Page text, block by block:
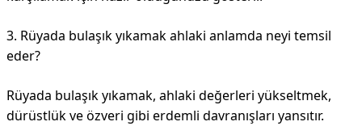
3. Rüyada bulaşık yıkamak ahlaki anlamda neyi temsil
eder?
Rüyada bulaşık yıkamak, ahlaki değerleri yükseltmek,
dürüstlük ve özveri gibi erdemli davranışları yansıtır.